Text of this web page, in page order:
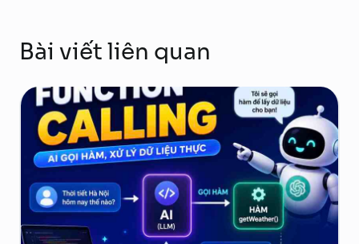
Bài viết liên quan